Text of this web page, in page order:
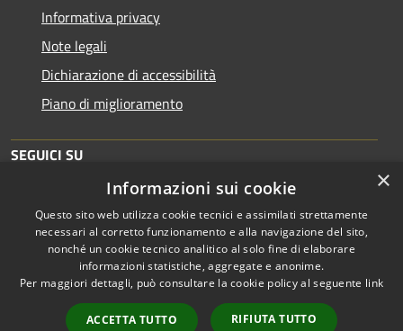
Informativa privacy
Note legali
Dichiarazione di accessibilità
Piano di miglioramento
SEGUICI SU
RSS
Accessibilità
Copyright © 2026 • Comune di
Municipium•
Accesso
×
Informazioni sui cookie
Questo sito web utilizza cookie tecnici e assimilati strettamente
necessari al corretto funzionamento e alla navigazione del sito,
nonché un cookie tecnico analitico al solo fine di elaborare
informazioni statistiche, aggregate e anonime.
Per maggiori dettagli, può consultare la cookie policy al seguente link
ACCETTA TUTTO RIFIUTA TUTTO